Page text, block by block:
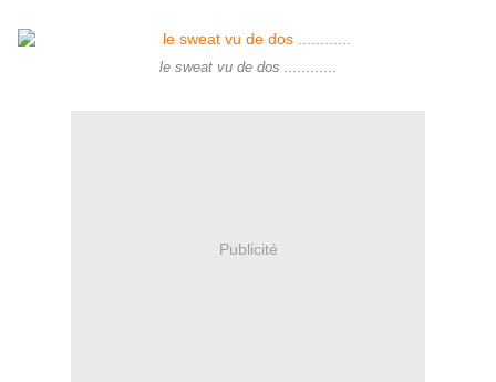
le sweat vu de dos ............
Publicité